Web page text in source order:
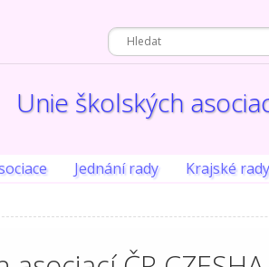
Unie školských
Jednání rady Krajské rady